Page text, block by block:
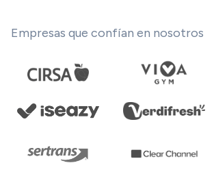
Empresas que confían en nosotros